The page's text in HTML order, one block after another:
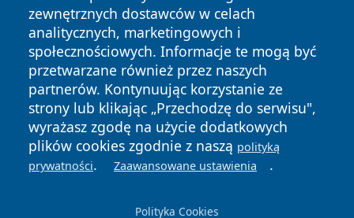
zewnętrznych dostawców w celach
analitycznych, marketingowych i
społecznościowych. Informacje te mogą być
przetwarzane również przez naszych
partnerów. Kontynuując korzystanie ze
strony lub klikając „Przechodzę do serwisu",
wyrażasz zgodę na użycie dodatkowych
plików cookies zgodnie z naszą polityką
prywatności. Zaawansowane ustawienia .
Polityka Cookies
Copyright © 2026 myslowicki24.pl Wszystkie prawa
zastrzeżone.
News Autorzy
Polityka
Prywatności
Polityka
Cookies